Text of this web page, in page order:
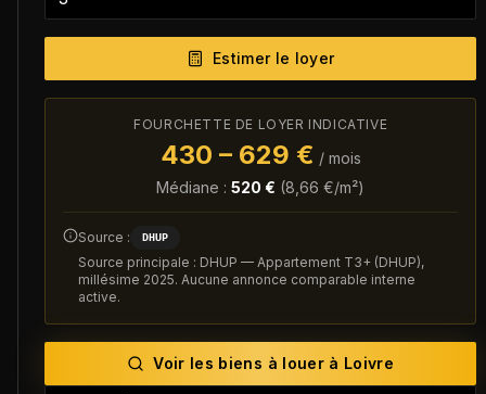
Estimer le loyer
FOURCHETTE DE LOYER INDICATIVE
430 – 629 € / mois
Médiane : 520 € (8,66 €/m²)
Source : DHUP
Source principale : DHUP — Appartement T3+ (DHUP),
millésime 2025. Aucune annonce comparable interne
active.
Voir les biens à louer à Loivre